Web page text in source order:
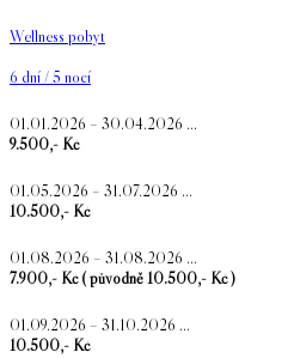
Wellness pobyt
6 dní / 5 nocí
01.01.2026 – 30.04.2026 …
9.500,- Kč
01.05.2026 – 31.07.2026 …
10.500,- Kč
01.08.2026 – 31.08.2026 …
7.900,- Kč ( původně 10.500,- Kč )
01.09.2026 – 31.10.2026 …
10.500,- Kč